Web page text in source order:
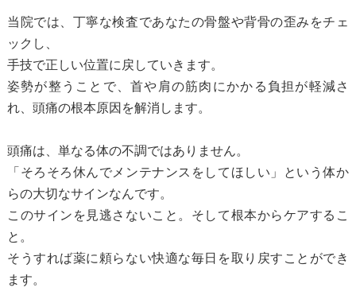
当院では、丁寧な検査であなたの骨盤や背骨の歪みをチェ
ックし、
手技で正しい位置に戻していきます。
姿勢が整うことで、首や肩の筋肉にかかる負担が軽減さ
れ、頭痛の根本原因を解消します。
頭痛は、単なる体の不調ではありません。
「そろそろ休んでメンテナンスをしてほしい」という体か
らの大切なサインなんです。
このサインを見逃さないこと。そして根本からケアするこ
と。
そうすれば薬に頼らない快適な毎日を取り戻すことができ
ます。